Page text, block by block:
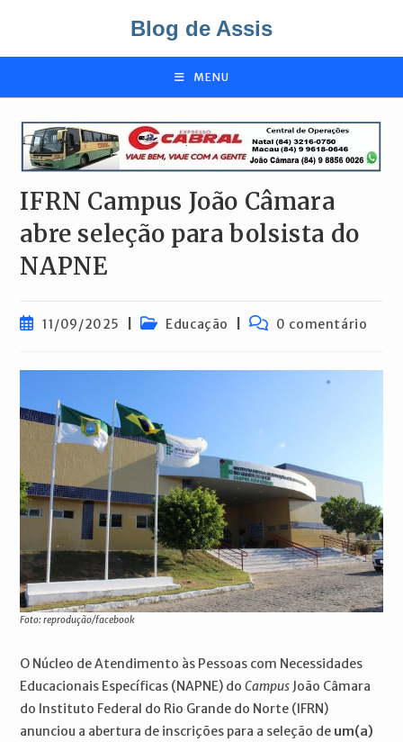
o
Blog de Assis
MENU
IFRN Campus João Câmara
abre seleção para bolsista do
NAPNE
Post11/09/2025
Categoria
Educação
Comentários
0 comentário
Foto: reprodução/facebook
O Núcleo de Atendimento às Pessoas com Necessidades
Educacionais Específicas (NAPNE) doCampus João Câmara
do Instituto Federal do Rio Grande do Norte (IFRN)
anunciou a abertura de inscrições para a seleção de um(a)